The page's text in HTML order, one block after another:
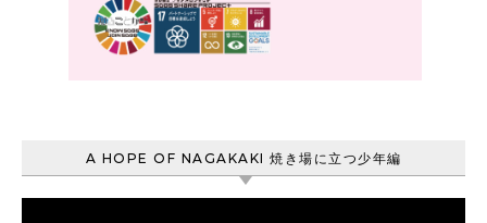
A HOPE OF NAGAKAKI 焼き場に立つ少年編